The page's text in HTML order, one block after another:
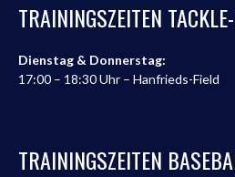
TRAININGSZEITEN
Dienstag & Donnerstag:
17:00 – 18:30 Uhr – Hanfrieds-Field
TRAININGSZEITEN